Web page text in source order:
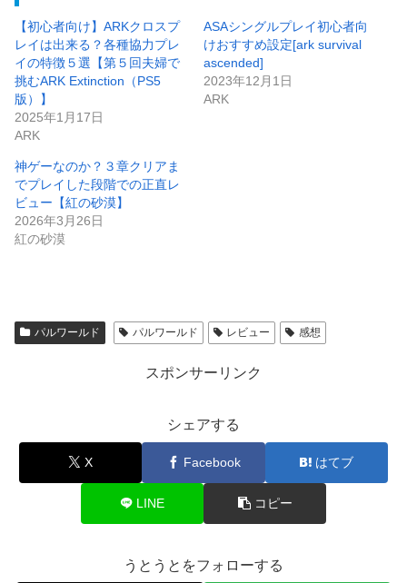
【初心者向け】ARKクロスプ
レイは出来る？各種協力プレ
イの特徴５選【第５回夫婦で
挑むARK Extinction（PS5
版）】
2025年1月17日
ARK
ASAシングルプレイ初心者向
けおすすめ設定[ark survival
ascended]
2023年12月1日
ARK
神ゲーなのか？３章クリアま
でプレイした段階での正直レ
ビュー【紅の砂漠】
2026年3月26日
紅の砂漠
パルワールド パルワールド レビュー 感想
スポンサーリンク
シェアする
X Facebook はてブ
LINE コピー
うとうとをフォローする